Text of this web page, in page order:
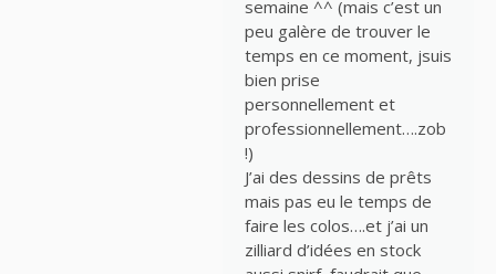
semaine ^^ (mais c’est un
peu galère de trouver le
temps en ce moment, jsuis
bien prise
personnellement et
professionnellement….zob
!)
J’ai des dessins de prêts
mais pas eu le temps de
faire les colos….et j’ai un
zilliard d’idées en stock